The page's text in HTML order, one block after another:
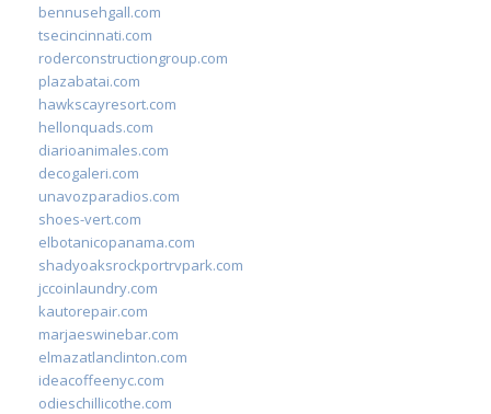
bennusehgall.com
tsecincinnati.com
roderconstructiongroup.com
plazabatai.com
hawkscayresort.com
hellonquads.com
diarioanimales.com
decogaleri.com
unavozparadios.com
shoes-vert.com
elbotanicopanama.com
shadyoaksrockportrvpark.com
jccoinlaundry.com
kautorepair.com
marjaeswinebar.com
elmazatlanclinton.com
ideacoffeenyc.com
odieschillicothe.com